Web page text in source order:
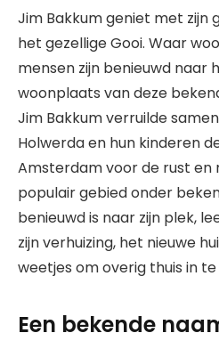
Jim Bakkum geniet met zijn
het gezellige Gooi. Waar
mensen zijn benieuwd naar
woonplaats van deze
Jim Bakkum verruilde
Holwerda en hun kinderen
Amsterdam voor de rust en
populair gebied onder
benieuwd is naar zijn plek,
zijn verhuizing, het nieuwe
weetjes om overig thuis in te
Een bekende